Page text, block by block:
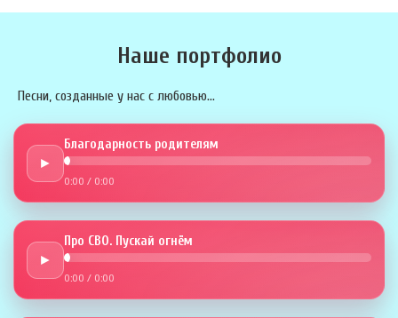
Наше портфолио
Песни, созданные у нас с любовью...
►
Благодарность родителям
0:00 / 0:00
►
Про СВО. Пускай огнём
0:00 / 0:00